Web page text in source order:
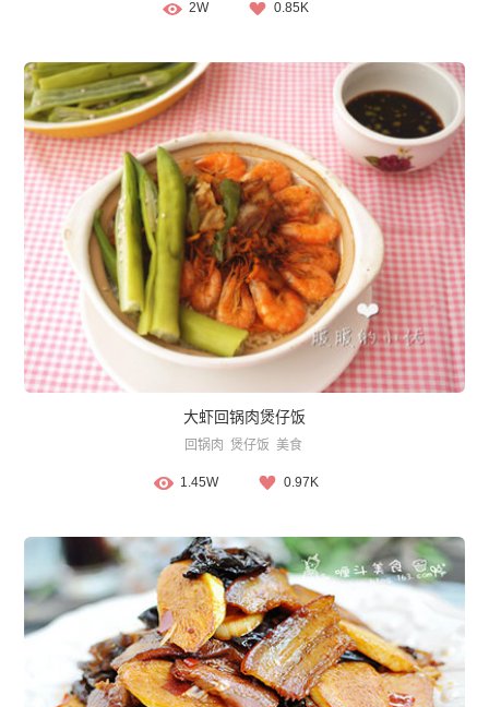
2W 0.85K
大虾回锅肉煲仔饭
回锅肉 煲仔饭 美食
1.45W 0.97K